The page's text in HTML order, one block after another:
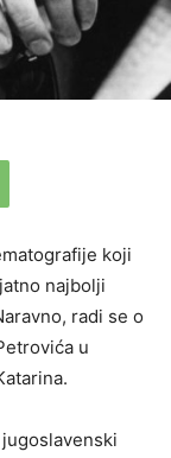
koji
najbolji
radi se o
u